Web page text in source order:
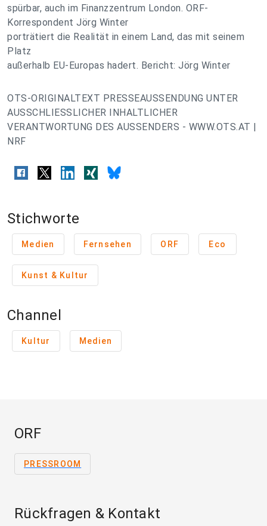
spürbar, auch im Finanzzentrum London. ORF-
Korrespondent Jörg Winter
porträtiert die Realität in einem Land, das mit seinem
Platz
außerhalb EU-Europas hadert. Bericht: Jörg Winter
OTS-ORIGINALTEXT PRESSEAUSSENDUNG UNTER
AUSSCHLIESSLICHER INHALTLICHER
VERANTWORTUNG DES AUSSENDERS - WWW.OTS.AT |
NRF
Stichworte
Medien Fernsehen ORF Eco
Kunst & Kultur
Channel
Kultur Medien
ORF
PRESSROOM
Rückfragen & Kontakt